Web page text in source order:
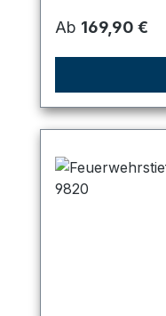
Regulärer Preis:
Ab 169,90 €